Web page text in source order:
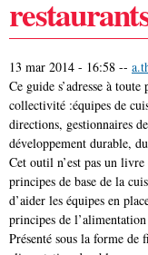
13 mar 2014 - 16:58 --
Ce guide s’adresse à
collectivité :équipes de
directions, gestionnaires
développement durable,
Cet outil n’est pas un
principes de base de la
d’aider les équipes en
principes de
Présenté sous la forme de